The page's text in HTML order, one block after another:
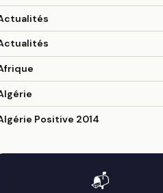
Positive 2014
📬